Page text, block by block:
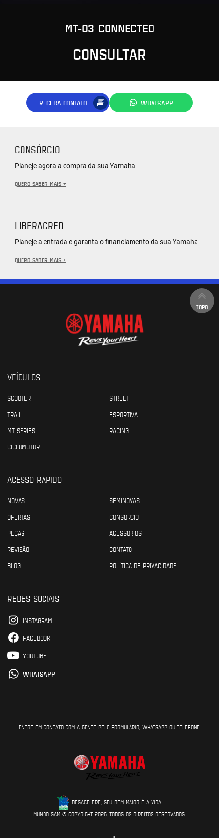
MT-03 CONNECTED
CONSULTAR
RECEBA CONTATO WHATSAPP
CONSÓRCIO
Planeje agora a compra da sua Yamaha
QUERO SABER MAIS +
LIBERACRED
Planeje a entrada e garanta o financiamento da sua Yamaha
QUERO SABER MAIS +
TOPO
VEÍCULOS
SCOOTER
STREET
TRAIL
ESPORTIVA
MT SERIES
RACING
CICLOMOTOR
ACESSO RÁPIDO
NOVAS
SEMINOVAS
OFERTAS
CONSÓRCIO
PEÇAS
ACESSÓRIOS
REVISÃO
CONTATO
BLOG
POLÍTICA DE PRIVACIDADE
REDES SOCIAIS
INSTAGRAM
FACEBOOK
YOUTUBE
WHATSAPP
ENTRE EM CONTATO COM A GENTE PELO FORMULÁRIO, WHATSAPP OU TELEFONE.
DESACELERE, SEU BEM MAIOR É A VIDA.
MUNDO SAM © COPYRIGHT 2026. TODOS OS DIREITOS RESERVADOS.